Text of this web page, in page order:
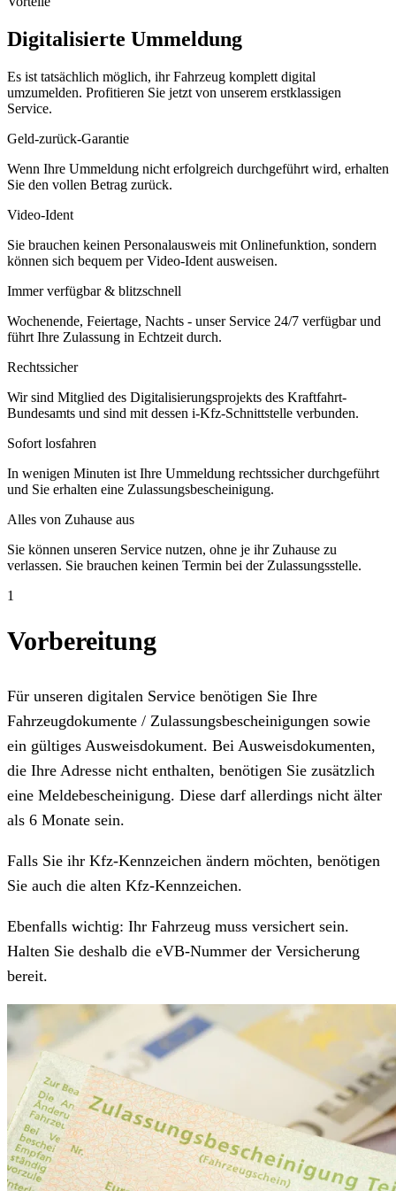
Digitalisierte Ummeldung
Es ist tatsächlich möglich, ihr Fahrzeug komplett digital
umzumelden. Profitieren Sie jetzt von unserem erstklassigen
Service.
Geld-zurück-Garantie
Wenn Ihre Ummeldung nicht erfolgreich durchgeführt wird, erhalten
Sie den vollen Betrag zurück.
Video-Ident
Sie brauchen keinen Personalausweis mit Onlinefunktion, sondern
können sich bequem per Video-Ident ausweisen.
Immer verfügbar & blitzschnell
Wochenende, Feiertage, Nachts - unser Service 24/7 verfügbar und
führt Ihre Zulassung in Echtzeit durch.
Rechtssicher
Wir sind Mitglied des Digitalisierungsprojekts des Kraftfahrt-
Bundesamts und sind mit dessen i-Kfz-Schnittstelle verbunden.
Sofort losfahren
In wenigen Minuten ist Ihre Ummeldung rechtssicher durchgeführt
und Sie erhalten eine Zulassungsbescheinigung.
Alles von Zuhause aus
Sie können unseren Service nutzen, ohne je ihr Zuhause zu
verlassen. Sie brauchen keinen Termin bei der Zulassungsstelle.
1
Vorbereitung
Für unseren digitalen Service benötigen Sie Ihre
Fahrzeugdokumente / Zulassungsbescheinigungen sowie
ein gültiges Ausweisdokument. Bei Ausweisdokumenten,
die Ihre Adresse nicht enthalten, benötigen Sie zusätzlich
eine Meldebescheinigung. Diese darf allerdings nicht älter
als 6 Monate sein.
Falls Sie ihr Kfz-Kennzeichen ändern möchten, benötigen
Sie auch die alten Kfz-Kennzeichen.
Ebenfalls wichtig: Ihr Fahrzeug muss versichert sein.
Halten Sie deshalb die eVB-Nummer der Versicherung
bereit.